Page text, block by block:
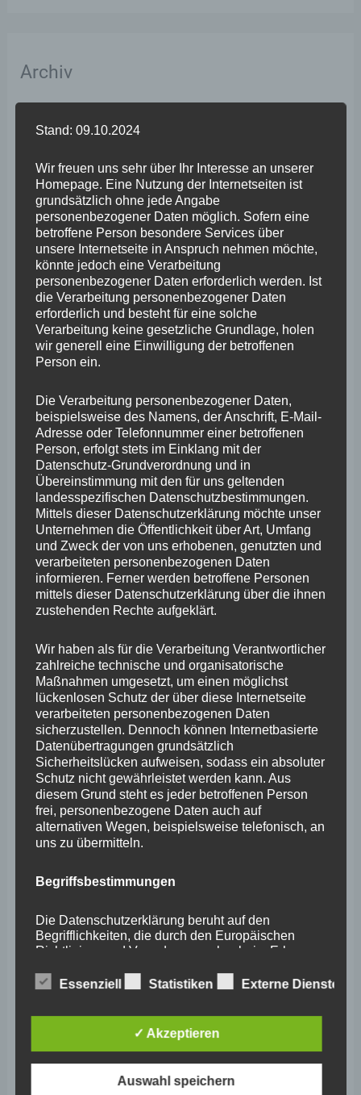
Archiv
Februar 2026
Januar 2026
Dezember 2025
November 2025
Oktober 2025
September 2025
August 2025
Juni 2025
Mai 2025
April 2025
März 2025
Februar 2025
Januar 2025
Dezember 2024
November 2024
Oktober 2024
September 2024
August 2024
Juli 2024
Juni 2024
Mai 2024
April 2024
März 2024
Februar 2024
Dezember 2023
Oktober 2023
September 2023
August 2023
Stand: 09.10.2024
Wir freuen uns sehr über Ihr Interesse an unserer
Homepage. Eine Nutzung der Internetseiten ist
grundsätzlich ohne jede Angabe
personenbezogener Daten möglich. Sofern eine
betroffene Person besondere Services über
unsere Internetseite in Anspruch nehmen möchte,
könnte jedoch eine Verarbeitung
personenbezogener Daten erforderlich werden. Ist
die Verarbeitung personenbezogener Daten
erforderlich und besteht für eine solche
Verarbeitung keine gesetzliche Grundlage, holen
wir generell eine Einwilligung der betroffenen
Person ein.
Die Verarbeitung personenbezogener Daten,
beispielsweise des Namens, der Anschrift, E-Mail-
Adresse oder Telefonnummer einer betroffenen
Person, erfolgt stets im Einklang mit der
Datenschutz-Grundverordnung und in
Übereinstimmung mit den für uns geltenden
landesspezifischen Datenschutzbestimmungen.
Mittels dieser Datenschutzerklärung möchte unser
Unternehmen die Öffentlichkeit über Art, Umfang
und Zweck der von uns erhobenen, genutzten und
verarbeiteten personenbezogenen Daten
informieren. Ferner werden betroffene Personen
mittels dieser Datenschutzerklärung über die ihnen
zustehenden Rechte aufgeklärt.
Wir haben als für die Verarbeitung Verantwortlicher
zahlreiche technische und organisatorische
Maßnahmen umgesetzt, um einen möglichst
lückenlosen Schutz der über diese Internetseite
verarbeiteten personenbezogenen Daten
sicherzustellen. Dennoch können Internetbasierte
Datenübertragungen grundsätzlich
Sicherheitslücken aufweisen, sodass ein absoluter
Schutz nicht gewährleistet werden kann. Aus
diesem Grund steht es jeder betroffenen Person
frei, personenbezogene Daten auch auf
alternativen Wegen, beispielsweise telefonisch, an
uns zu übermitteln.
Begriffsbestimmungen
Die Datenschutzerklärung beruht auf den
Begrifflichkeiten, die durch den Europäischen
Richtlinien- und Verordnungsgeber beim Erlass
verwendet wurden. Unsere Datenschutzerklärung
lesbar und verständlich sein. Um dies zu
gewährleisten, möchten wir vorab die verwendeten
Essenziell Statistiken Externe Dienste
✓ Akzeptieren
Auswahl speichern